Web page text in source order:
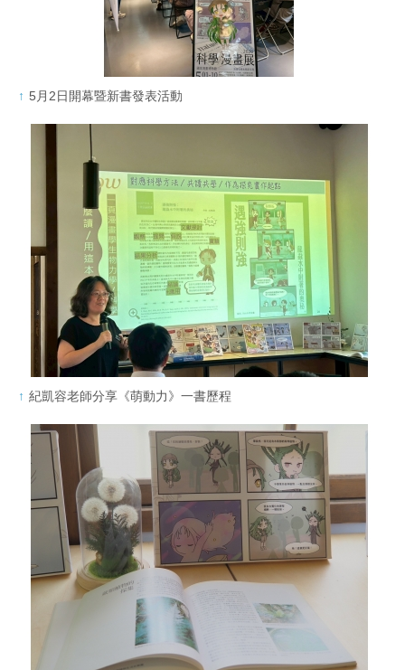
5月2日開幕暨新書發表活動
紀凱容老師分享《萌動力》一書歷程